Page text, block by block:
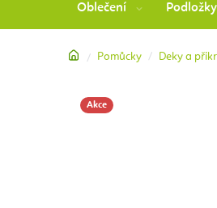
Oblečení Podložky
DomůPomůcky Deky a
Akce